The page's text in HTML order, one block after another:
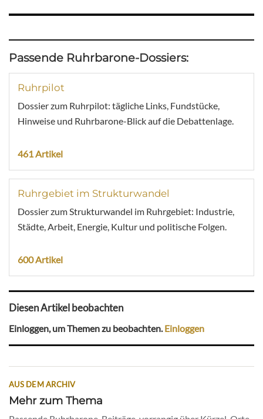
Passende Ruhrbarone-Dossiers:
Ruhrpilot
Dossier zum Ruhrpilot: tägliche Links, Fundstücke,
Hinweise und Ruhrbarone-Blick auf die Debattenlage.
461 Artikel
Ruhrgebiet im Strukturwandel
Dossier zum Strukturwandel im Ruhrgebiet: Industrie,
Städte, Arbeit, Energie, Kultur und politische Folgen.
600 Artikel
Diesen Artikel beobachten
Einloggen, um Themen zu beobachten.Einloggen
AUS DEM ARCHIV
Mehr zum Thema